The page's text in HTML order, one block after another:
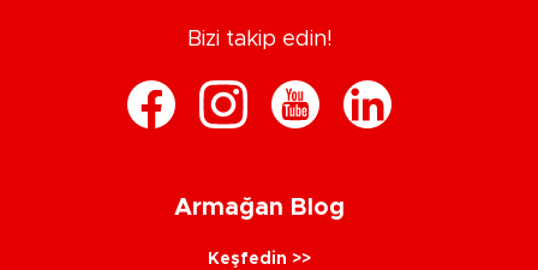
Bizi takip edin!
Armağan Blog
Keşfedin >>